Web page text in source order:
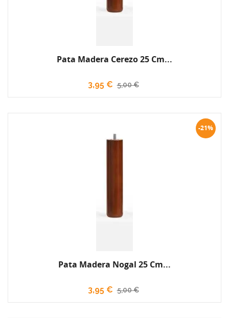
Pata Madera Cerezo 25 Cm...
3,95 € 5,00 €
-21%
Pata Madera Nogal 25 Cm...
3,95 € 5,00 €